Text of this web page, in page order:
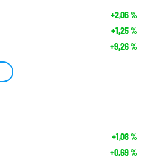
+2,06%
+1,25%
+9,26%
+1,08%
+0,69%